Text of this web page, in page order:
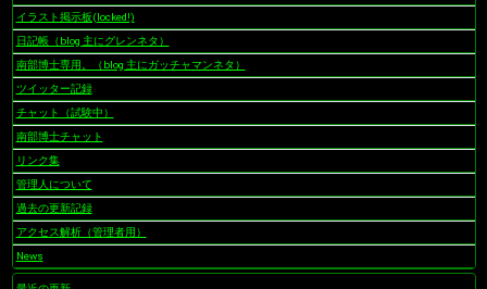
イラスト掲示板(locked!)
日記帳（blog 主にグレンネタ）
南部博士専用。（blog 主にガッチャマンネタ）
ツイッター記録
チャット（試験中）
南部博士チャット
リンク集
管理人について
過去の更新記録
アクセス解析（管理者用）
News